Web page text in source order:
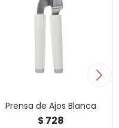
Prensa de Ajos Blanca
$ 728